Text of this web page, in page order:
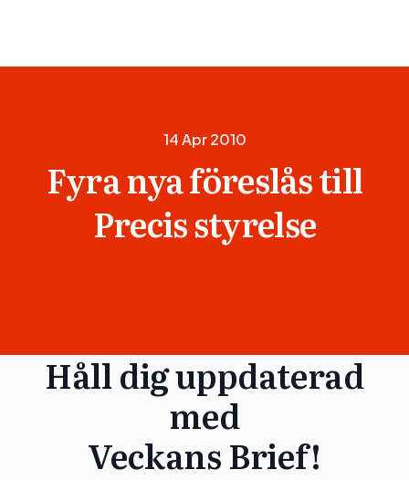
14 Apr 2010
Fyra nya föreslås till
Precis styrelse
Håll dig uppdaterad
med
Veckans Brief!